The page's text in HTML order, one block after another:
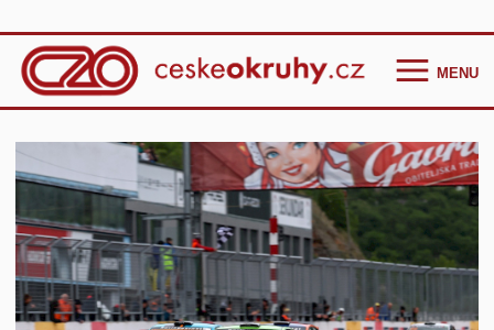
MENU
TCR Eastern Europe
F4 CEZ